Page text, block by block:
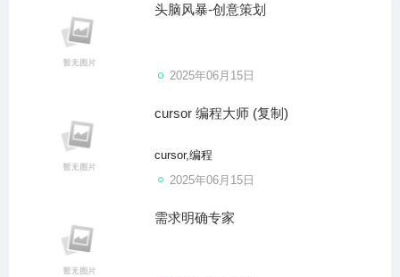
头脑风暴-创意策划
2025年06月15日
cursor 编程大师 (复制)
cursor,编程
2025年06月15日
需求明确专家